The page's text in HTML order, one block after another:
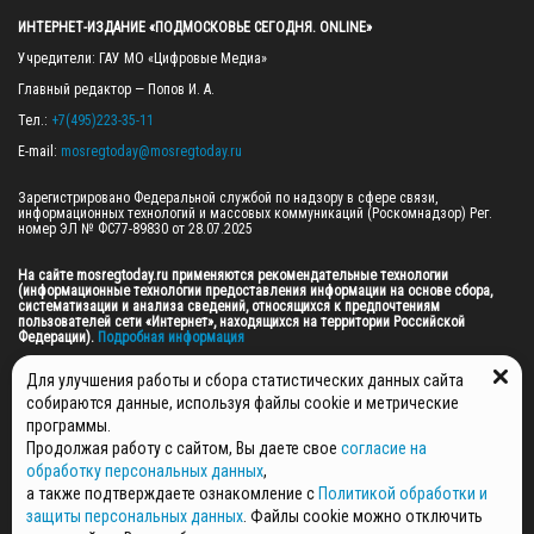
ИНТЕРНЕТ-ИЗДАНИЕ «ПОДМОСКОВЬЕ СЕГОДНЯ. ONLINE»
Учредители: ГАУ МО «Цифровые Медиа»
Главный редактор — Попов И. А.
Тел.: +7(495)223-35-11
E-mail: mosregtoday@mosregtoday.ru
Зарегистрировано Федеральной службой по надзору в сфере связи,
информационных технологий и массовых коммуникаций (Роскомнадзор) Рег.
номер ЭЛ № ФС77-89830 от 28.07.2025
На сайте mosregtoday.ru применяются рекомендательные технологии
(информационные технологии предоставления информации на основе сбора,
систематизации и анализа сведений, относящихся к предпочтениям
пользователей сети «Интернет», находящихся на территории Российской
Федерации). Подробная информация
© 2026 ПРАВА НА ВСЕ МАТЕРИАЛЫ САЙТА ПРИНАДЛЕЖАТ ГАУ МО "ЦИФРОВЫЕ
МЕДИА" (ОГРН: 1255000059467).
ПОЛИТИКА ОБРАБОТКИ И ЗАЩИТЫ ПЕРСОНАЛЬНЫХ ДАННЫХ
НОВОСТИ
ГАЗЕТЫ
Для улучшения работы и сбора статистических данных сайта
собираются данные, используя файлы cookie и метрические
программы.
Продолжая работу с сайтом, Вы даете свое согласие на
обработку персональных данных,
а также подтверждаете ознакомление с Политикой обработки и
защиты персональных данных . Файлы cookie можно отключить